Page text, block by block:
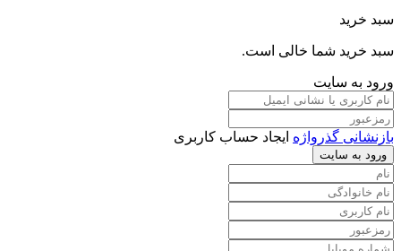
سبد خرید
سبد خرید شما خالی است.
ورود به سایت
بازنشانی گذرواژه ایجاد حساب کاربری
ورود به سایت